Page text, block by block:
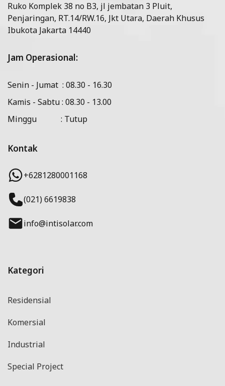
Ruko Komplek 38 no B3, jl jembatan 3 Pluit,
Penjaringan, RT.14/RW.16, Jkt Utara, Daerah Khusus
Ibukota Jakarta 14440
Jam Operasional:
Senin - Jumat : 08.30 - 16.30
Kamis - Sabtu : 08.30 - 13.00
Minggu : Tutup
Kontak
+6281280001168
(021) 6619838
info@intisolar.com
Kategori
Residensial
Komersial
Industrial
Special Project